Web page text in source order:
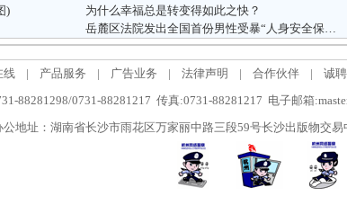
)
为什么幸福总是转变得如此之快？
岳麓区法院发出全国首份男性受暴“人身安全保护裁定”
线 | 产品服务 | 广告业务 | 法律声明 | 合作伙伴 | 诚
88281298/0731-88281217 传真:0731-88281217 电子邮箱
公地址：湖南省长沙市雨花区万家丽中路三段59号长沙出版物交